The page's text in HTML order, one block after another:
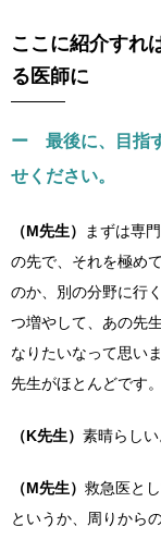
ここに紹介すれ
る医師に
ー 最後に、目指
せください。
（M先生）
まずは専
の先で、それを極め
のか、別の分野に行
つ増やして、あの先
なりたいなって思い
先生がほとんどです。
（K先生） 素晴らしい
（M先生） 救急医と
というか、周りから